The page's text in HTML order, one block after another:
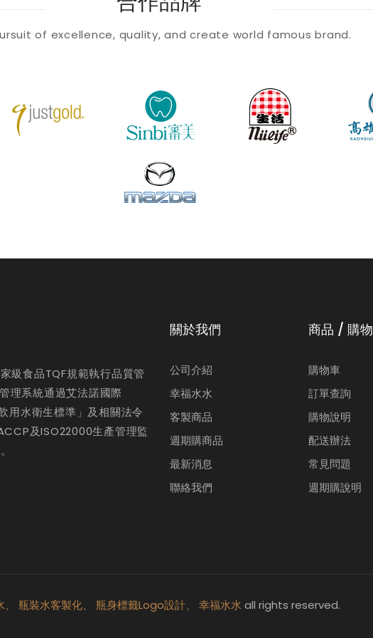
of excellence, quality, and create world famous brand.
級食品TQF規範執行品質管
理系統通過艾法諾國際
用水衛生標準」及相關法令
及ISO22000生產管理監
關於我們
公司介紹
幸福水水
客製商品
週期購商品
最新消息
聯絡我們
商品 / 購物
購物車
訂單查詢
購物說明
配送辦法
常見問題
週期購說明
瓶裝水客製化、 瓶身標籤Logo設計、 幸福水水 all rights reserved.